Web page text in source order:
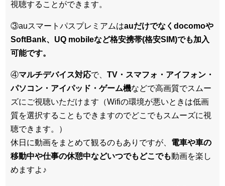
視聴することができます。
③auスマートパスプレミアムはauだけでなくdocomoや
SoftBank、UQ mobileなど格安携帯(格安SIM)でも加入
可能です。
④マルチデバイス対応で、 TV・スマフォ・アイフォン・
パソコン・アイパッド・ゲーム機などで高画質でスムー
ズにご視聴いただけます（Wifiの環境が悪いときは低画
質を選択することもできますのでどこでもスムーズに視
聴できます。）
休日に動画をまとめて観るのもありですが、 電車や車の
移動中や仕事の休憩中などいつでもどこでも動画を楽し
めますよ♪